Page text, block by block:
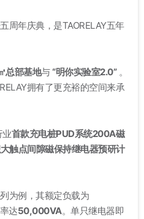
周年庆典，是TAORELAY五年
总部基地与“明你实验室2.0” 。
拥有了更充裕的空间来承
业首款充电桩PUD系统200A磁
触点间隙磁保持继电器预研计
为例，其额定负载为
达50,000VA。单只继电器即